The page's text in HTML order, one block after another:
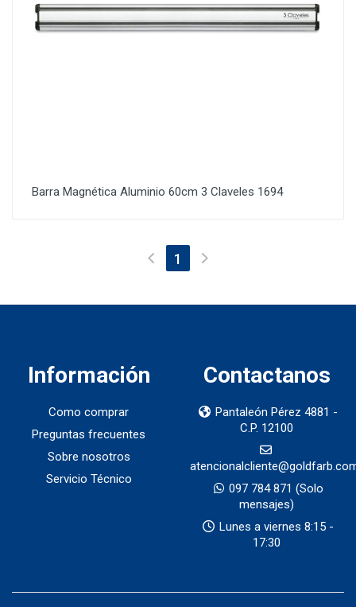
Barra Magnética Aluminio 60cm 3 Claveles 1694
1 (current)
Información
Como comprar
Preguntas frecuentes
Sobre nosotros
Servicio Técnico
Contactanos
Pantaleón Pérez 4881 -
C.P. 12100
097 784 871 (Solo
mensajes)
Lunes a viernes 8:15 -
17:30